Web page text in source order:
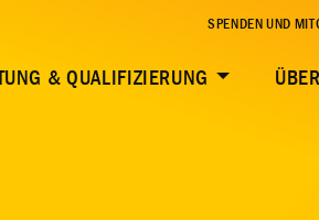
SPENDEN UND
& QUALIFIZIERUNG